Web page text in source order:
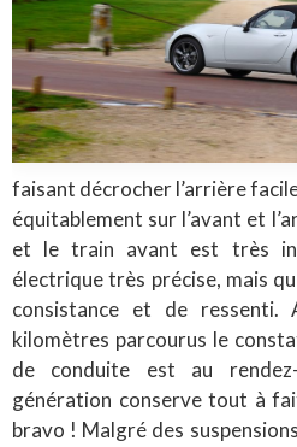
faisant décrocher l’arrière
équitablement sur l’avant et
et le train avant est très
électrique très précise, mais
consistance et de ressenti.
kilomètres parcourus le
de conduite est au
génération conserve tout à
bravo ! Malgré des